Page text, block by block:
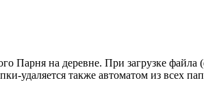
Парня на деревне. При загрузке
удаляется также автоматом из всех